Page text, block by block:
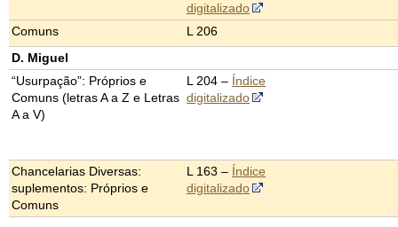
digitalizado
Comuns
L 206
D. Miguel
“Usurpação”: Próprios e
Comuns (letras A a Z e Letras
A a V)
L 204 – Índice
digitalizado
Chancelarias Diversas:
suplementos: Próprios e
Comuns
L 163 – Índice
digitalizado